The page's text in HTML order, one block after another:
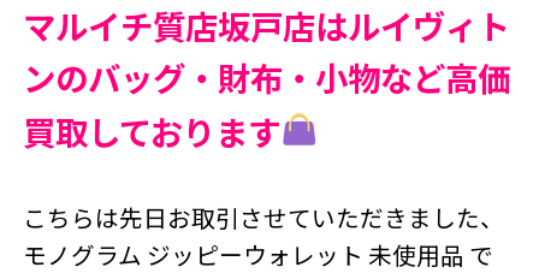
マルイチ質店坂戸店はルイヴィト
ンのバッグ・財布・小物など高価
買取しております
こちらは先日お取引させていただきました、
モノグラム ジッピーウォレット 未使用品 で